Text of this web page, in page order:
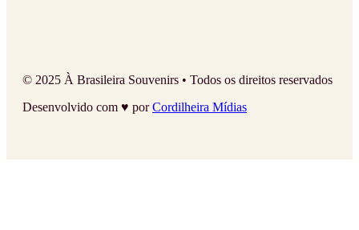
© 2025 À Brasileira Souvenirs • Todos os direitos reservados
Desenvolvido com ♥ porCordilheira Mídias